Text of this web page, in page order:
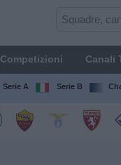
Competizioni Canali
Serie A Serie B